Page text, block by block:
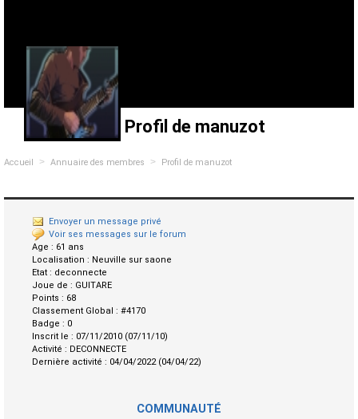
Profil de manuzot
Accueil > Annuaire des membres > Profil de manuzot
Envoyer un message privé
Voir ses messages sur le forum
Age : 61 ans
Localisation : Neuville sur saone
Etat : deconnecte
Joue de : GUITARE
Points : 68
Classement Global : #4170
Badge : 0
Inscrit le : 07/11/2010 (07/11/10)
Activité : DECONNECTE
Dernière activité : 04/04/2022 (04/04/22)
COMMUNAUTÉ